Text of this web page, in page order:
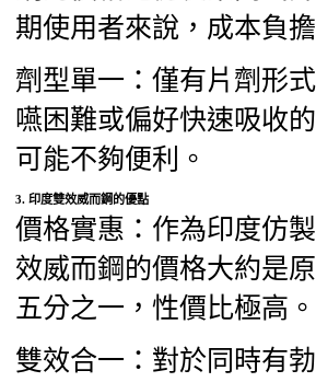
期使用者來說，成本負
劑型單一：僅有片劑形
嚥困難或偏好快速吸收
可能不夠便利。
3.印度雙效威而鋼的優點
價格實惠：作為印度仿
效威而鋼的價格大約是
五分之一，性價比極高。
雙效合一：對於同時有